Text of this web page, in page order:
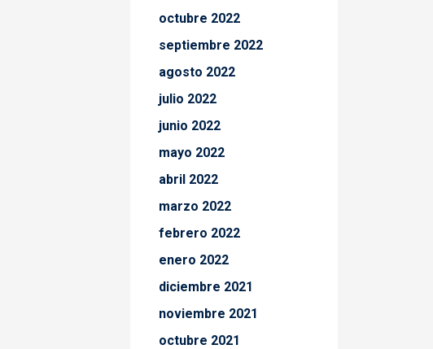
octubre 2022
septiembre 2022
agosto 2022
julio 2022
junio 2022
mayo 2022
abril 2022
marzo 2022
febrero 2022
enero 2022
diciembre 2021
noviembre 2021
octubre 2021